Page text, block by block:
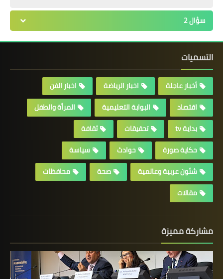
سؤال 2
التسميات
أخبار عاجلة اخبار الرياضة
اخبار الفن
اقتصاد
البوابة التعليمية
المرأة والطفل
بداية tv
تحقيقات
ثقافة
حكاية صورة
حوادث
سياسة
شئون عربية وعالمية
صحة
محافظات
مقالات
مشاركة مميزة